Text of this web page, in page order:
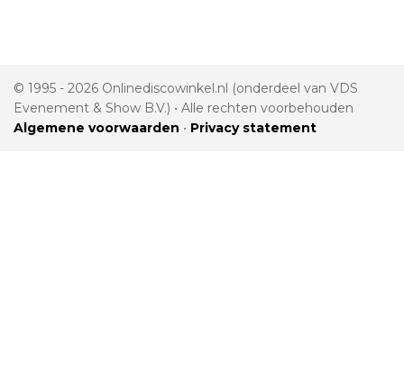
© 1995 - 2026 Onlinediscowinkel.nl (onderdeel van VDS
Evenement & Show B.V.) • Alle rechten voorbehouden
Algemene voorwaarden • Privacy statement